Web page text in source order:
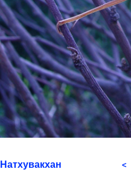
Натхувакхан <